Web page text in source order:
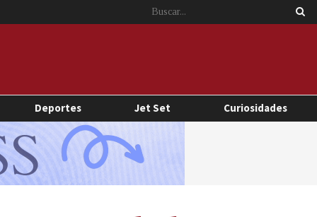
Deportes Jet Set Curiosidades